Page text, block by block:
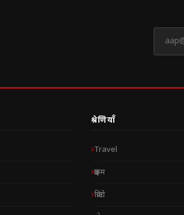
श्रेणियाँ
Travel
क्राइम
क्रिप्टो